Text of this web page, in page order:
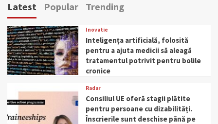
Latest Popular Trending
Inovatie
Inteligența artificială, folosită
pentru a ajuta medicii să aleagă
tratamentul potrivit pentru bolile
cronice
Radar
Consiliul UE oferă stagii plătite
pentru persoane cu dizabilități.
Înscrierile sunt deschise până pe